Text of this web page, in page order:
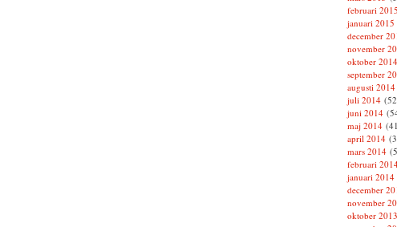
februari 2015
januari 2015
december
november
oktober 2014
september
augusti 2014
juli 2014
juni 2014
maj 2014
april 2014
mars 2014
februari
januari 2014
december
november
oktober 2013